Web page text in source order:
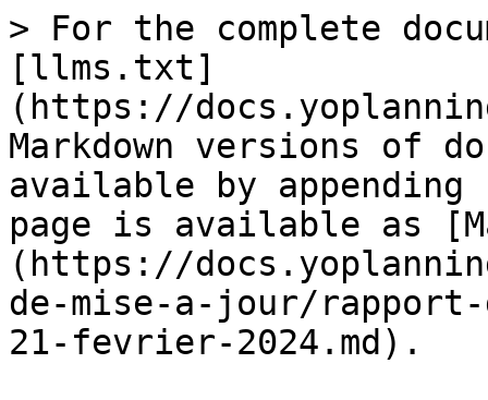
> For the complete
[llms.txt]
(https://
Markdown versions of
available by
page is available as
(https://
de-mise-a-jour/
21-fevrier-2024.md).